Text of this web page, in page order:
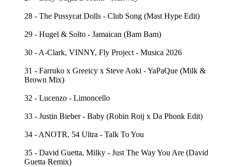
28 - The Pussycat Dolls - Club Song (Mast Hype Edit)
29 - Hugel & Solto - Jamaican (Bam Bam)
30 - A-Clark, VINNY, Fly Project - Musica 2026
31 - Farruko x Greeicy x Steve Aoki - YaPaQue (Milk &
Brown Mix)
32 - Lucenzo - Limoncello
33 - Justin Bieber - Baby (Robin Roij x Da Phonk Edit)
34 - ANOTR, 54 Ultra - Talk To You
35 - David Guetta, Milky - Just The Way You Are (David
Guetta Remix)